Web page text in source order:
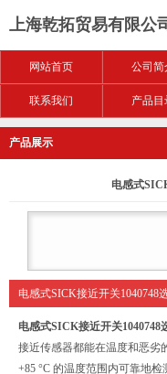
上海乾拓贸易有限公
网站首页 公司简
联系我们 产品目
产品展示
电感式
电感式SICK接近开关1040748
电感式SICK接近开关1040748
接近传感器都能在温度和恶劣
+85 °C 的温度范围内可靠地